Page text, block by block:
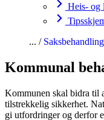
Heis- og
Kommunal
Kommunen skal bidra til
tilstrekkelig sikkerhet.
gi utfordringer og derfor